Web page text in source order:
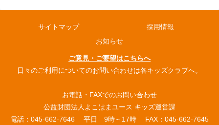
サイトマップ
採用情報
お知らせ
ご意見・ご要望はこちらへ
日々のご利用についてのお問い合わせは各キッズクラブへ。
お電話・FAXでのお問い合わせ
公益財団法人よこはまユース キッズ運営課
電話：045-662-7646 平日 9時～17時 FAX：045-662-7645